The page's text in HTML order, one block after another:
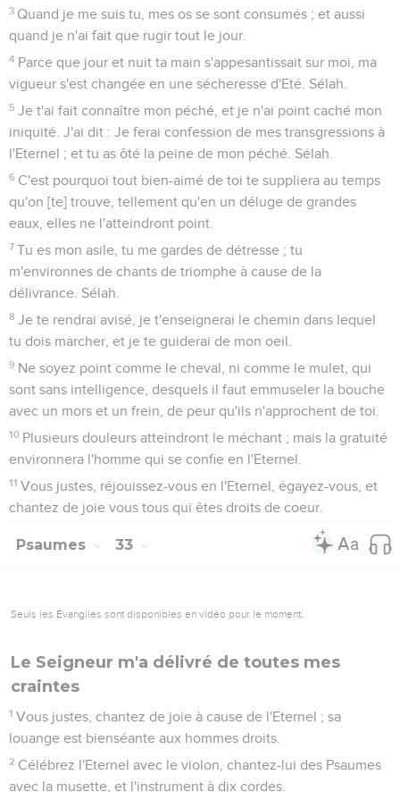
3 Quand je me suis tu, mes os se sont consumés ; et aussi
quand je n'ai fait que rugir tout le jour.
4 Parce que jour et nuit ta main s'appesantissait sur moi, ma
vigueur s'est changée en une sécheresse d'Eté. Sélah.
5 Je t'ai fait connaître mon péché, et je n'ai point caché mon
iniquité. J'ai dit : Je ferai confession de mes transgressions à
l'Eternel ; et tu as ôté la peine de mon péché. Sélah.
6 C'est pourquoi tout bien-aimé de toi te suppliera au temps
qu'on [te] trouve, tellement qu'en un déluge de grandes
eaux, elles ne l'atteindront point.
7 Tu es mon asile, tu me gardes de détresse ; tu
m'environnes de chants de triomphe à cause de la
délivrance. Sélah.
8 Je te rendrai avisé, je t'enseignerai le chemin dans lequel
tu dois marcher, et je te guiderai de mon oeil.
9 Ne soyez point comme le cheval, ni comme le mulet, qui
sont sans intelligence, desquels il faut emmuseler la bouche
avec un mors et un frein, de peur qu'ils n'approchent de toi.
10 Plusieurs douleurs atteindront le méchant ; mais la gratuité
environnera l'homme qui se confie en l'Eternel.
11 Vous justes, réjouissez-vous en l'Eternel, égayez-vous, et
chantez de joie vous tous qui êtes droits de coeur.
Psaumes 33
Seuls les Évangiles sont disponibles en vidéo pour le moment.
Le Seigneur m'a délivré de toutes mes
craintes
1 Vous justes, chantez de joie à cause de l'Eternel ; sa
louange est bienséante aux hommes droits.
2 Célébrez l'Eternel avec le violon, chantez-lui des Psaumes
avec la musette, et l'instrument à dix cordes.